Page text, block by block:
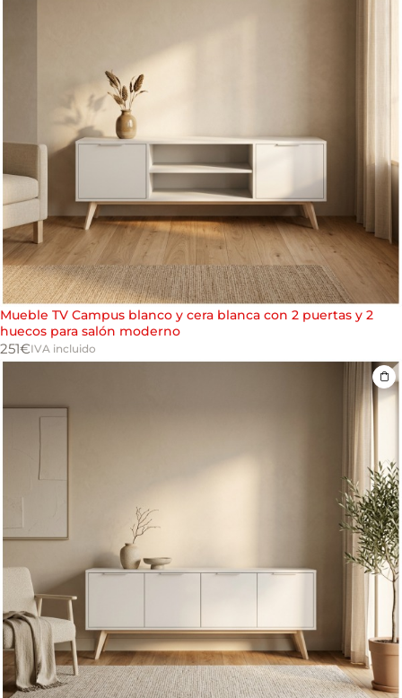
Mueble TV Campus blanco y cera blanca con 2 puertas y 2
huecos para salón moderno
251€IVA incluido